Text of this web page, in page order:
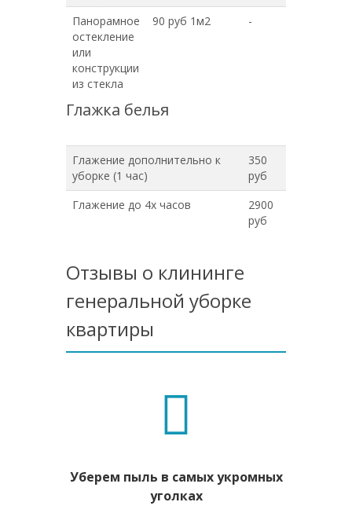
Панорамное
остекление
или
конструкции
из стекла
90 руб 1м2 -
Глажка белья
Глажение дополнительно к
уборке (1 час)
350
руб
Глажение до 4х часов
2900
руб
Отзывы о клининге
генеральной уборке
квартиры
Уберем пыль в самых укромных
уголках